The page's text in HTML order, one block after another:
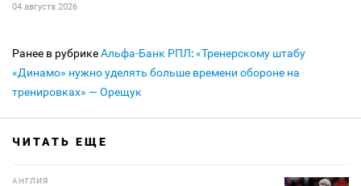
04 августа 2026
Ранее в рубрикеАльфа-Банк РПЛ:«Тренерскому штабу
«Динамо» нужно уделять больше времени обороне на
тренировках» — Орещук
ЧИТАТЬ ЕЩЕ
АНГЛИЯ